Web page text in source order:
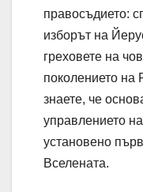
правосъдието:
изборът на
греховете на
поколението на
знаете, че
управлението
установено
Вселената.